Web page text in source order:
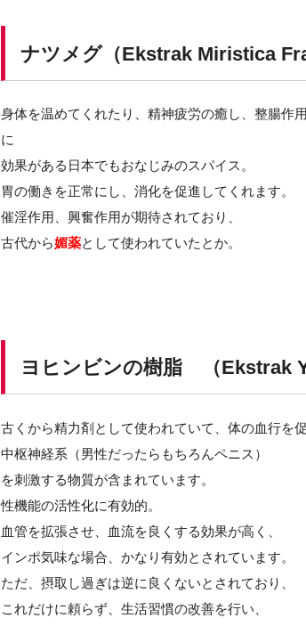
ナツメグ（Ekstrak Miristica
身体を温めてくれたり、精神疲労の癒し、整腸作
に
効果がある日本でもおなじみのスパイス。
胃の働きを正常にし、消化を促進してくれます。
催淫作用、興奮作用が期待されており、
古代から媚薬として使われていたとか。
ヨヒンビンの樹脂 （Ekstrak
古くから精力剤として使われていて、体の血行を促
中枢神経系（男性だったらもちろんペニス）
を刺激する物質が含まれています。
性機能の活性化に有効的。
血管を拡張させ、血流を良くする効果が高く、
インポ気味な場合、かなり有効とされています。
ただ、摂取し過ぎは逆に良くないとされており、
これだけに頼らず、生活習慣の改善を行い、